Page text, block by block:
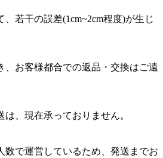
若干の誤差(1cm~2cm程度)が生じ
、お客様都合での返品・交換はご遠
、現在承っておりません。
数で運営しているため、発送までお